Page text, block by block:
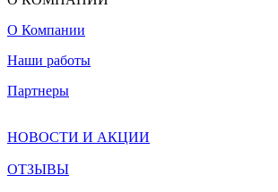
О Компании
Наши работы
Партнеры
НОВОСТИ И АКЦИИ
ОТЗЫВЫ